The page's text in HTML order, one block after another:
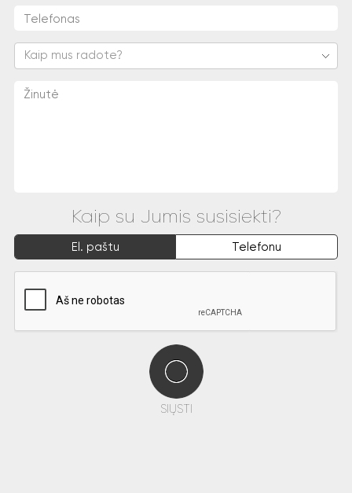
Kaip mus radote?
Kaip su Jumis susisiekti?
El. paštu Telefonu
SIŲSTI